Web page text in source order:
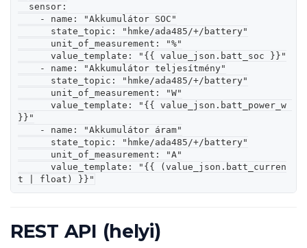
}}"
t | float) }}"
REST API (helyi)